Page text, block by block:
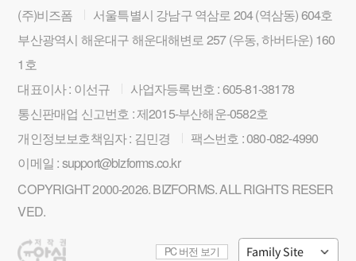
(주)비즈폼
서울특별시 강남구 역삼로 204 (역삼동) 604호
부산광역시 해운대구 해운대해변로 257 (우동, 하버타운) 160
1호
대표이사 : 이선규
사업자등록번호 : 605-81-38178
통신판매업 신고번호 : 제2015-부산해운-0582호
개인정보보호책임자 : 김민경
팩스번호 : 080-082-4990
이메일 : support@bizforms.co.kr
COPYRIGHT 2000-2026. BIZFORMS. ALL RIGHTS RESER
VED.
PC 버전 보기 Family Site